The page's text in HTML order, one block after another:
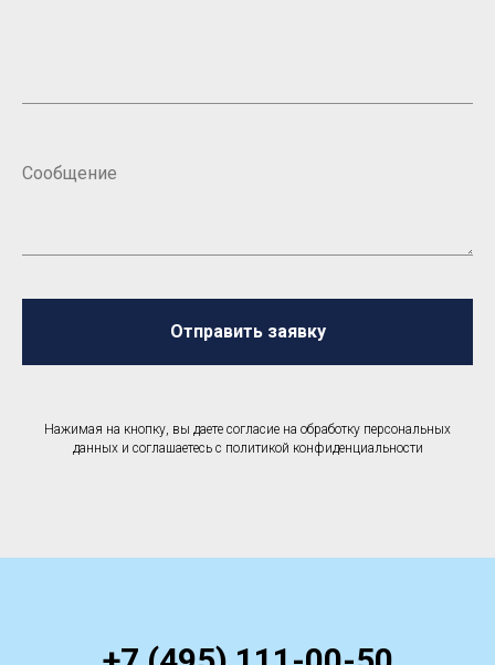
Отправить заявку
Нажимая на кнопку, вы даете согласие на обработку персональных
данных и соглашаетесь c политикой конфиденциальности